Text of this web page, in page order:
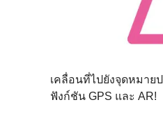
เคลื่อนที่ไปยังจุดหมาย
ฟังก์ชัน GPS และ AR!